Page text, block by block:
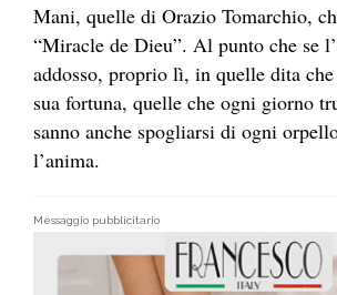
Mani, quelle di Orazio Tomarchio,
“Miracle de Dieu”. Al punto che se
addosso, proprio lì, in quelle dita
sua fortuna, quelle che ogni giorno
sanno anche spogliarsi di ogni
l’anima.
Messaggio pubblicitario